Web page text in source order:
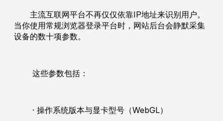
主流互联网平台不再仅仅依靠IP地址来识别用户。
当你使用常规浏览器登录平台时，网站后台会静默采集
设备的数十项参数。
这些参数包括：
· 操作系统版本与显卡型号（WebGL）